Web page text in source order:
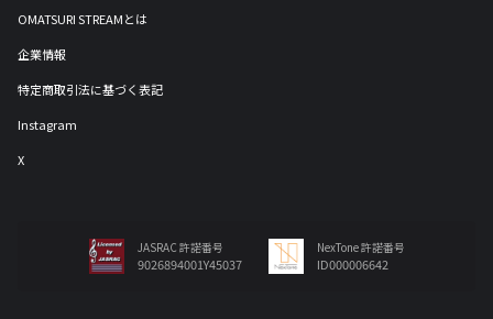
OMATSURI STREAMとは
企業情報
特定商取引法に基づく表記
Instagram
X
JASRAC 許諾番号
9026894001Y45037
NexTone 許諾番号
ID000006642